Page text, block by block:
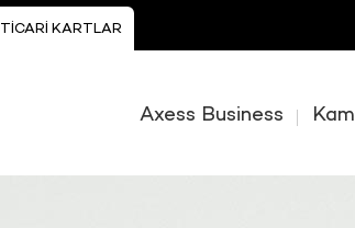
TİCARİ KARTLAR
Axess Business